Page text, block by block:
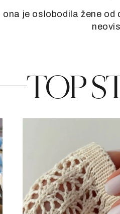
je oslobodila žene
TOP